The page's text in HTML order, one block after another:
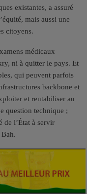
existantes, a assuré
mais aussi une
citoyens.
médicaux
ni à quitter le pays. Et
qui peuvent parfois
backbone et
et rentabiliser au
question technique ;
de l’État à servir